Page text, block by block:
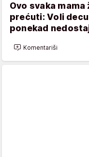
Ovo svaka
prećuti: Voli
ponekad
Komentariši